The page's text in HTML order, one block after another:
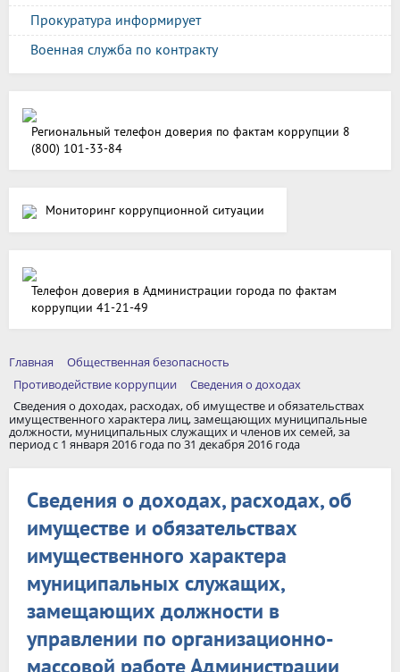
Прокуратура информирует
Военная служба по контракту
Региональный телефон доверия по фактам коррупции 8
(800) 101-33-84
Мониторинг коррупционной ситуации
Телефон доверия в Администрации города по фактам
коррупции 41-21-49
Главная
Общественная безопасность
Противодействие коррупции
Сведения о доходах
Сведения о доходах, расходах, об имуществе и обязательствах
имущественного характера лиц, замещающих муниципальные
должности, муниципальных служащих и членов их семей, за
период с 1 января 2016 года по 31 декабря 2016 года
Сведения о доходах, расходах, об
имуществе и обязательствах
имущественного характера
муниципальных служащих,
замещающих должности в
управлении по организационно-
массовой работе Администрации